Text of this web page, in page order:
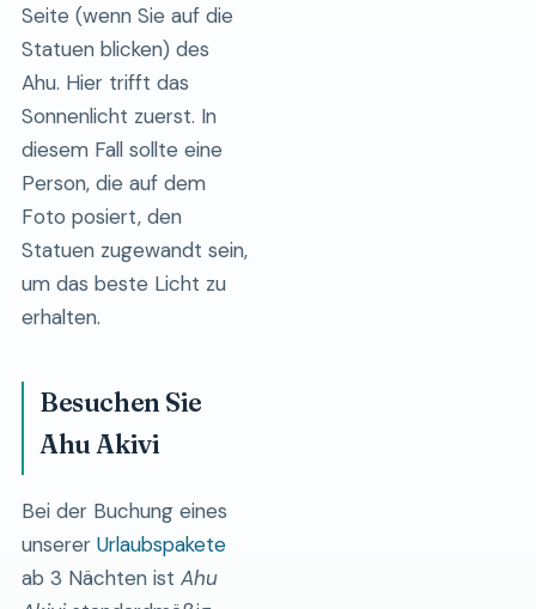
Seite (wenn Sie auf die
Statuen blicken) des
Ahu. Hier trifft das
Sonnenlicht zuerst. In
diesem Fall sollte eine
Person, die auf dem
Foto posiert, den
Statuen zugewandt sein,
um das beste Licht zu
erhalten.
Besuchen Sie
Ahu Akivi
Bei der Buchung eines
unserer Urlaubspakete
ab 3 Nächten ist Ahu